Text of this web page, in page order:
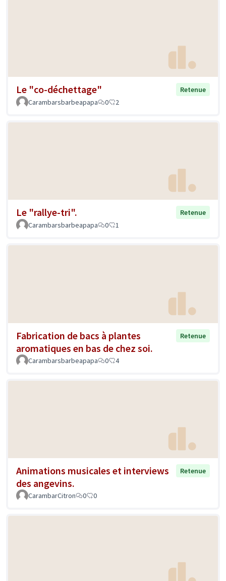
Le "co-déchettage"
Retenue
Carambarsbarbeapapa
0 2
Le "rallye-tri".
Retenue
Carambarsbarbeapapa
0 1
Fabrication de bacs à plantes
aromatiques en bas de chez soi.
Retenue
Carambarsbarbeapapa 0 4
Animations musicales et interviews
des angevins.
Retenue
CarambarCitron 0 0